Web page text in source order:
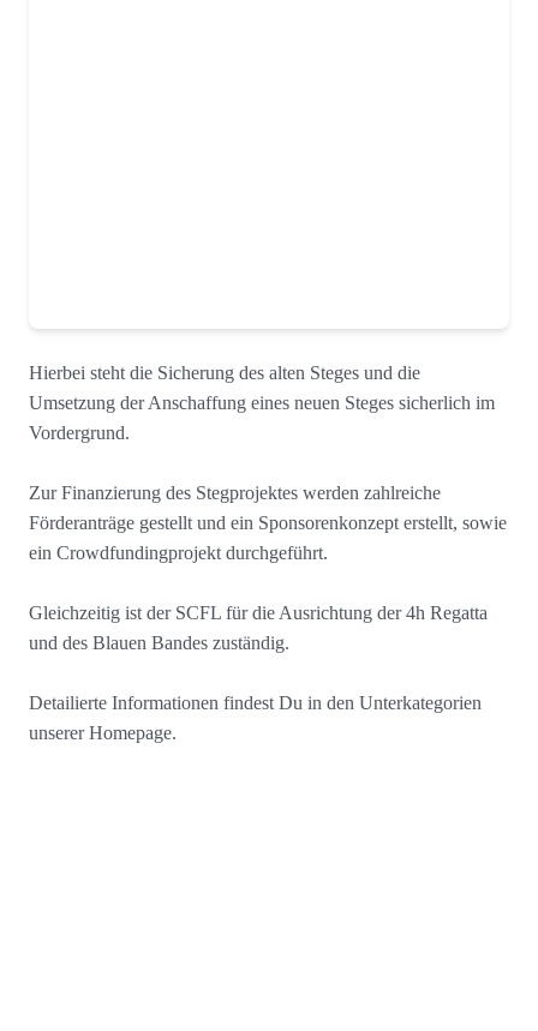
Hierbei steht die Sicherung des alten Steges und die
Umsetzung der Anschaffung eines neuen Steges sicherlich im
Vordergrund.
Zur Finanzierung des Stegprojektes werden zahlreiche
Förderanträge gestellt und ein Sponsorenkonzept erstellt, sowie
ein Crowdfundingprojekt durchgeführt.
Gleichzeitig ist der SCFL für die Ausrichtung der 4h Regatta
und des Blauen Bandes zuständig.
Detailierte Informationen findest Du in den Unterkategorien
unserer Homepage.